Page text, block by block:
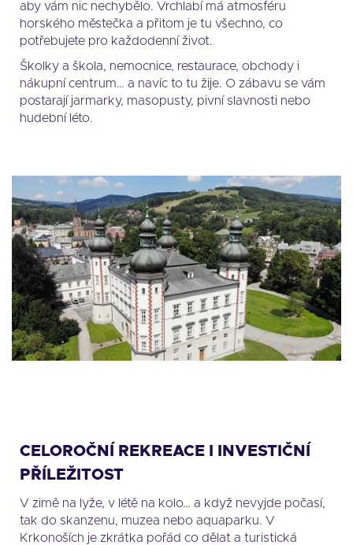
aby vám nic nechybělo. Vrchlabí má atmosféru
horského městečka a přitom je tu všechno, co
potřebujete pro každodenní život.
Školky a škola, nemocnice, restaurace, obchody i
nákupní centrum… a navíc to tu žije. O zábavu se vám
postarají jarmarky, masopusty, pivní slavnosti nebo
hudební léto.
CELOROČNÍ REKREACE I INVESTIČNÍ
PŘÍLEŽITOST
V zimě na lyže, v létě na kolo… a když nevyjde počasí,
tak do skanzenu, muzea nebo aquaparku. V
Krkonoších je zkrátka pořád co dělat a turistická